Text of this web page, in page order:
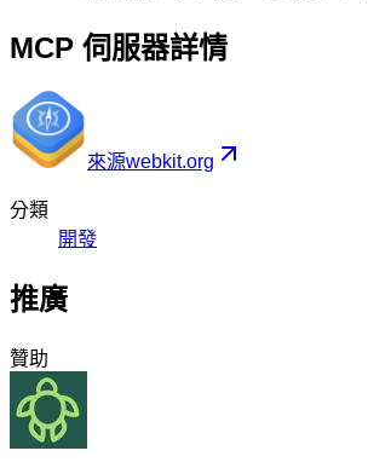
MCP 伺服器詳情
來源webkit.org
分類
開發
推廣
贊助